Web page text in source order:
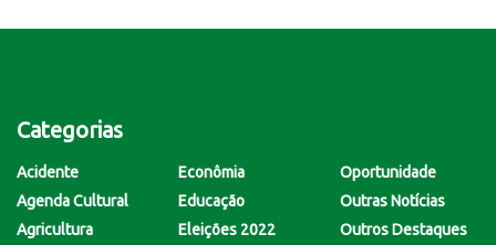
Categorias
Acidente
Agenda Cultural
Agricultura
Econômia
Educação
Eleições 2022
Oportunidade
Outras Notícias
Outros Destaques